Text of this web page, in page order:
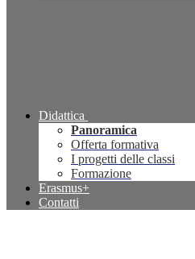
Didattica
Panoramica
Offerta formativa
I progetti delle classi
Formazione
Erasmus+
Contatti